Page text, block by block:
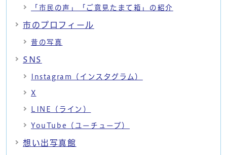
「市民の声」「ご意見たまて箱」の紹介
市のプロフィール
昔の写真
SNS
Instagram（インスタグラム）
X
LINE（ライン）
YouTube（ユーチューブ）
想い出写真館